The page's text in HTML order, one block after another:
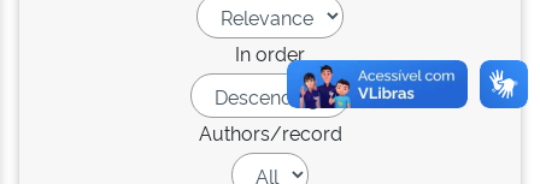
In order
Authors/record